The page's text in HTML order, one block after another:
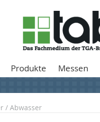
Produkte Messen
/ Abwasser